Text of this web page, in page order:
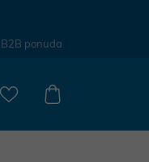
B2B ponuda